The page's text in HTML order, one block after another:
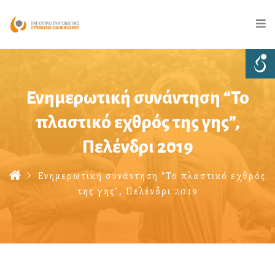
Ενημερωτική συνάντηση “Το
πλαστικό εχθρός της γης”,
Πελένδρι 2019
Ενημερωτική συνάντηση "Το πλαστικό εχθρός
της γης", Πελένδρι 2019